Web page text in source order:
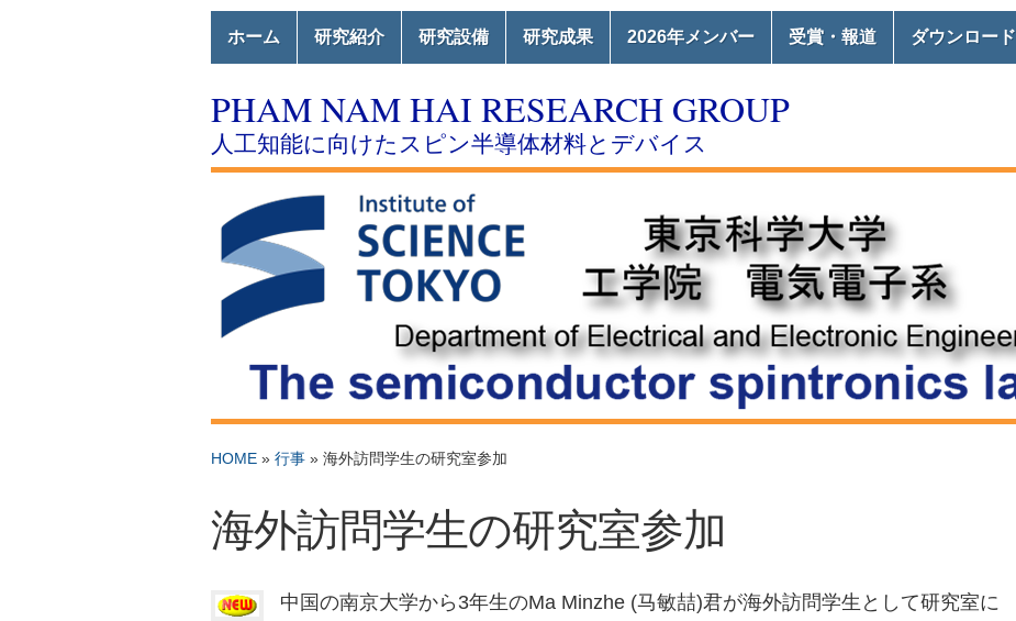
ホーム 研究紹介 研究設備 研究成果 2026年メンバー 受賞・報道 ダウンロード
PHAM NAM HAI RESEARCH GROUP
人工知能に向けたスピン半導体材料とデバイス
HOME » 行事 » 海外訪問学生の研究室参加
海外訪問学生の研究室参加
中国の南京大学から3年生のMa Minzhe (马敏喆)君が海外訪問学生として研究室に